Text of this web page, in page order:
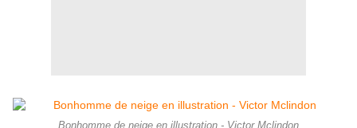
Bonhomme de neige en illustration - Victor Mclindon